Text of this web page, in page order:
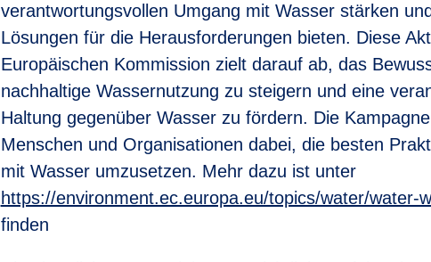
verantwortungsvollen Umgang mit Wasser stärken
Lösungen für die Herausforderungen bieten. Diese
Europäischen Kommission zielt darauf ab, das
nachhaltige Wassernutzung zu steigern und eine
Haltung gegenüber Wasser zu fördern. Die
Menschen und Organisationen dabei, die besten
mit Wasser umzusetzen. Mehr dazu ist unter
https://environment.ec.europa.eu/topics/water/water-
finden